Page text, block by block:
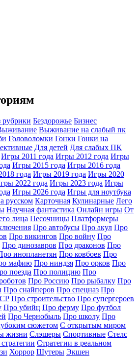
рубрики Бездорожье Бизнес
Выживание на слабый пк
Головоломки Гонки Гонки на
Для детей Для слабых ПК
Игры 2011 года Игры 2012 года Игры
Игры 2015 года Игры 2016 года
года Игры 2019 года Игры 2020
2022 года Игры 2023 года Игры
Игры 2026 года Игры для ноутбука
русском Карточная Кулинарные Лего
Научная фантастика Онлайн игры От
лица Песочницы Платформеры
Про автобусы Про акул Про
Про викингов Про войну Про
Про динозавров Про драконов Про
инопланетян Про ковбоев Про
мафию Про ниндзя Про орков Про
поезда Про полицию Про
Про Россию Про рыбалку Про
Про снайперов Про спецназ Про
Про строительство Про супергероев
Про убийц Про ферму Про футбол
Про Чернобыль Про школу Про
сюжетом С открытым миром
жизни Слэшеры Спортивные Стелс
Стратегии в реальном
Хоррор Шутеры Экшен